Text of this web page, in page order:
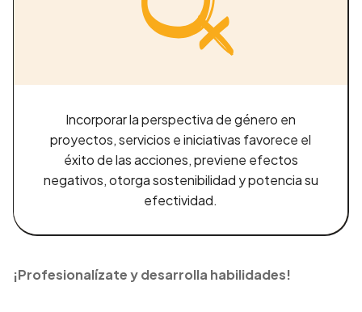
Incorporar la perspectiva de género en
proyectos, servicios e iniciativas favorece el
éxito de las acciones, previene efectos
negativos, otorga sostenibilidad y potencia su
efectividad.
¡Profesionalízate y desarrolla habilidades!